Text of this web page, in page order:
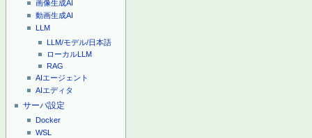
画像生成AI
動画生成AI
LLM
LLM/モデル/日本語
ローカルLLM
RAG
AIエージェント
AIエディタ
サーバ設定
Docker
WSL